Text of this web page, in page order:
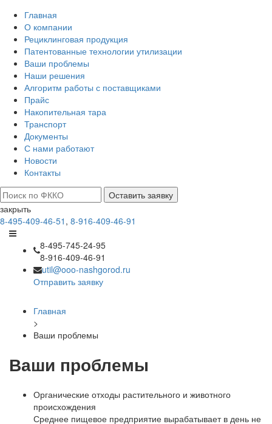
Главная
О компании
Рециклинговая продукция
Патентованные технологии утилизации
Ваши проблемы
Наши решения
Алгоритм работы с поставщиками
Прайс
Накопительная тара
Транспорт
Документы
С нами работают
Новости
Контакты
Оставить заявку
закрыть
8-495-409-46-51 , 8-916-409-46-91
8-495-745-24-95
8-916-409-46-91
util@ooo-nashgorod.ru
Отправить заявку
Главная
>
Ваши проблемы
Ваши проблемы
Органические отходы растительного и животного
происхождения
Среднее пищевое предприятие вырабатывает в день не